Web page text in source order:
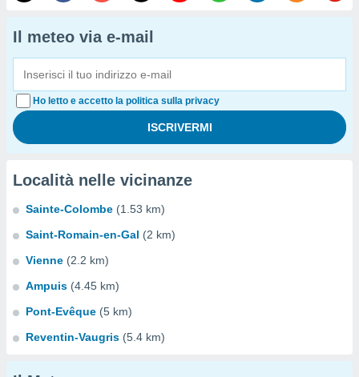
Il meteo via e-mail
Ho letto e accetto la politica sulla privacy
Località nelle vicinanze
Sainte-Colombe (1.53 km)
Saint-Romain-en-Gal (2 km)
Vienne (2.2 km)
Ampuis (4.45 km)
Pont-Evêque (5 km)
Reventin-Vaugris (5.4 km)